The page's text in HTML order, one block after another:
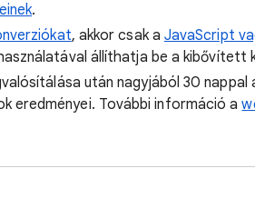
.
, akkor csak a JavaScript
állíthatja be a kibővített
után nagyjából 30 nappal
eredményei. További információ a